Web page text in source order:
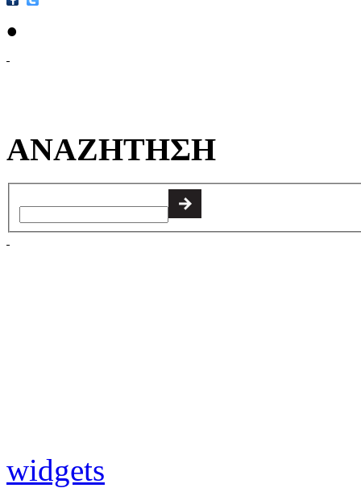
•
ΑΝΑΖΗΤΗΣΗ
widgets